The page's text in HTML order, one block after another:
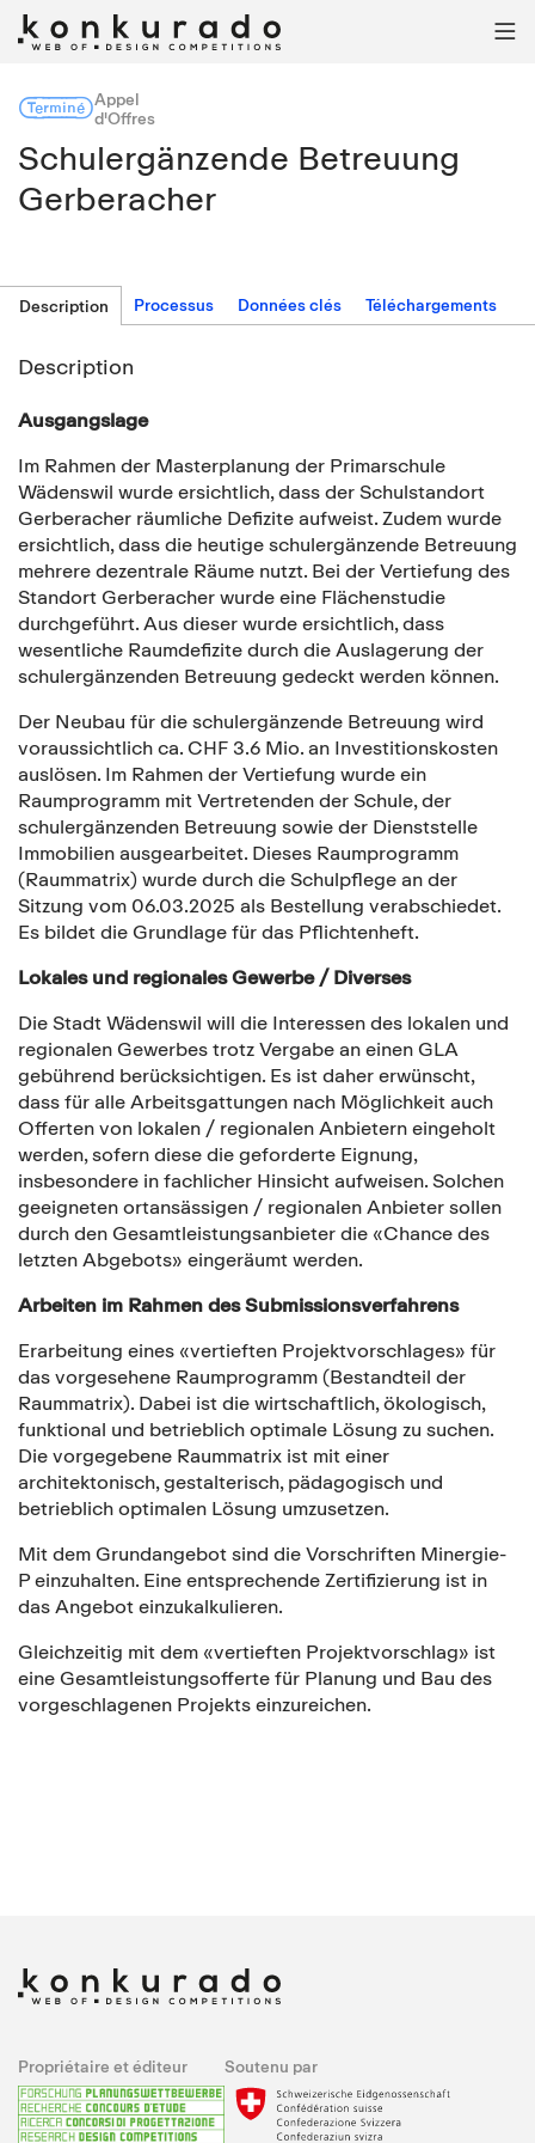

TerminéAppel
d'Offres
Schulergänzende Betreuung
Gerberacher
Description Processus Données clés Téléchargements
Description
Ausgangslage
Im Rahmen der Masterplanung der Primarschule
Wädenswil wurde ersichtlich, dass der Schulstandort
Gerberacher räumliche Defizite aufweist. Zudem wurde
ersichtlich, dass die heutige schulergänzende Betreuung
mehrere dezentrale Räume nutzt. Bei der Vertiefung des
Standort Gerberacher wurde eine Flächenstudie
durchgeführt. Aus dieser wurde ersichtlich, dass
wesentliche Raumdefizite durch die Auslagerung der
schulergänzenden Betreuung gedeckt werden können.
Der Neubau für die schulergänzende Betreuung wird
voraussichtlich ca. CHF 3.6 Mio. an Investitionskosten
auslösen. Im Rahmen der Vertiefung wurde ein
Raumprogramm mit Vertretenden der Schule, der
schulergänzenden Betreuung sowie der Dienststelle
Immobilien ausgearbeitet. Dieses Raumprogramm
(Raummatrix) wurde durch die Schulpflege an der
Sitzung vom 06.03.2025 als Bestellung verabschiedet.
Es bildet die Grundlage für das Pflichtenheft.
Lokales und regionales Gewerbe / Diverses
Die Stadt Wädenswil will die Interessen des lokalen und
regionalen Gewerbes trotz Vergabe an einen GLA
gebührend berücksichtigen. Es ist daher erwünscht,
dass für alle Arbeitsgattungen nach Möglichkeit auch
Offerten von lokalen / regionalen Anbietern eingeholt
werden, sofern diese die geforderte Eignung,
insbesondere in fachlicher Hinsicht aufweisen. Solchen
geeigneten ortansässigen / regionalen Anbieter sollen
durch den Gesamtleistungsanbieter die «Chance des
letzten Abgebots» eingeräumt werden.
Arbeiten im Rahmen des Submissionsverfahrens
Erarbeitung eines «vertieften Projektvorschlages» für
das vorgesehene Raumprogramm (Bestandteil der
Raummatrix). Dabei ist die wirtschaftlich, ökologisch,
funktional und betrieblich optimale Lösung zu suchen.
Die vorgegebene Raummatrix ist mit einer
architektonisch, gestalterisch, pädagogisch und
betrieblich optimalen Lösung umzusetzen.
Mit dem Grundangebot sind die Vorschriften Minergie-
P einzuhalten. Eine entsprechende Zertifizierung ist in
das Angebot einzukalkulieren.
Gleichzeitig mit dem «vertieften Projektvorschlag» ist
eine Gesamtleistungsofferte für Planung und Bau des
vorgeschlagenen Projekts einzureichen.
Propriétaire et éditeur Soutenu par